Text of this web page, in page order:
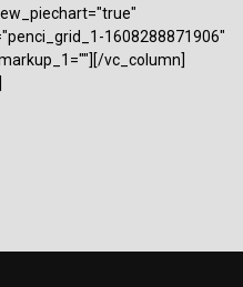
1608288871906"
vc_column]